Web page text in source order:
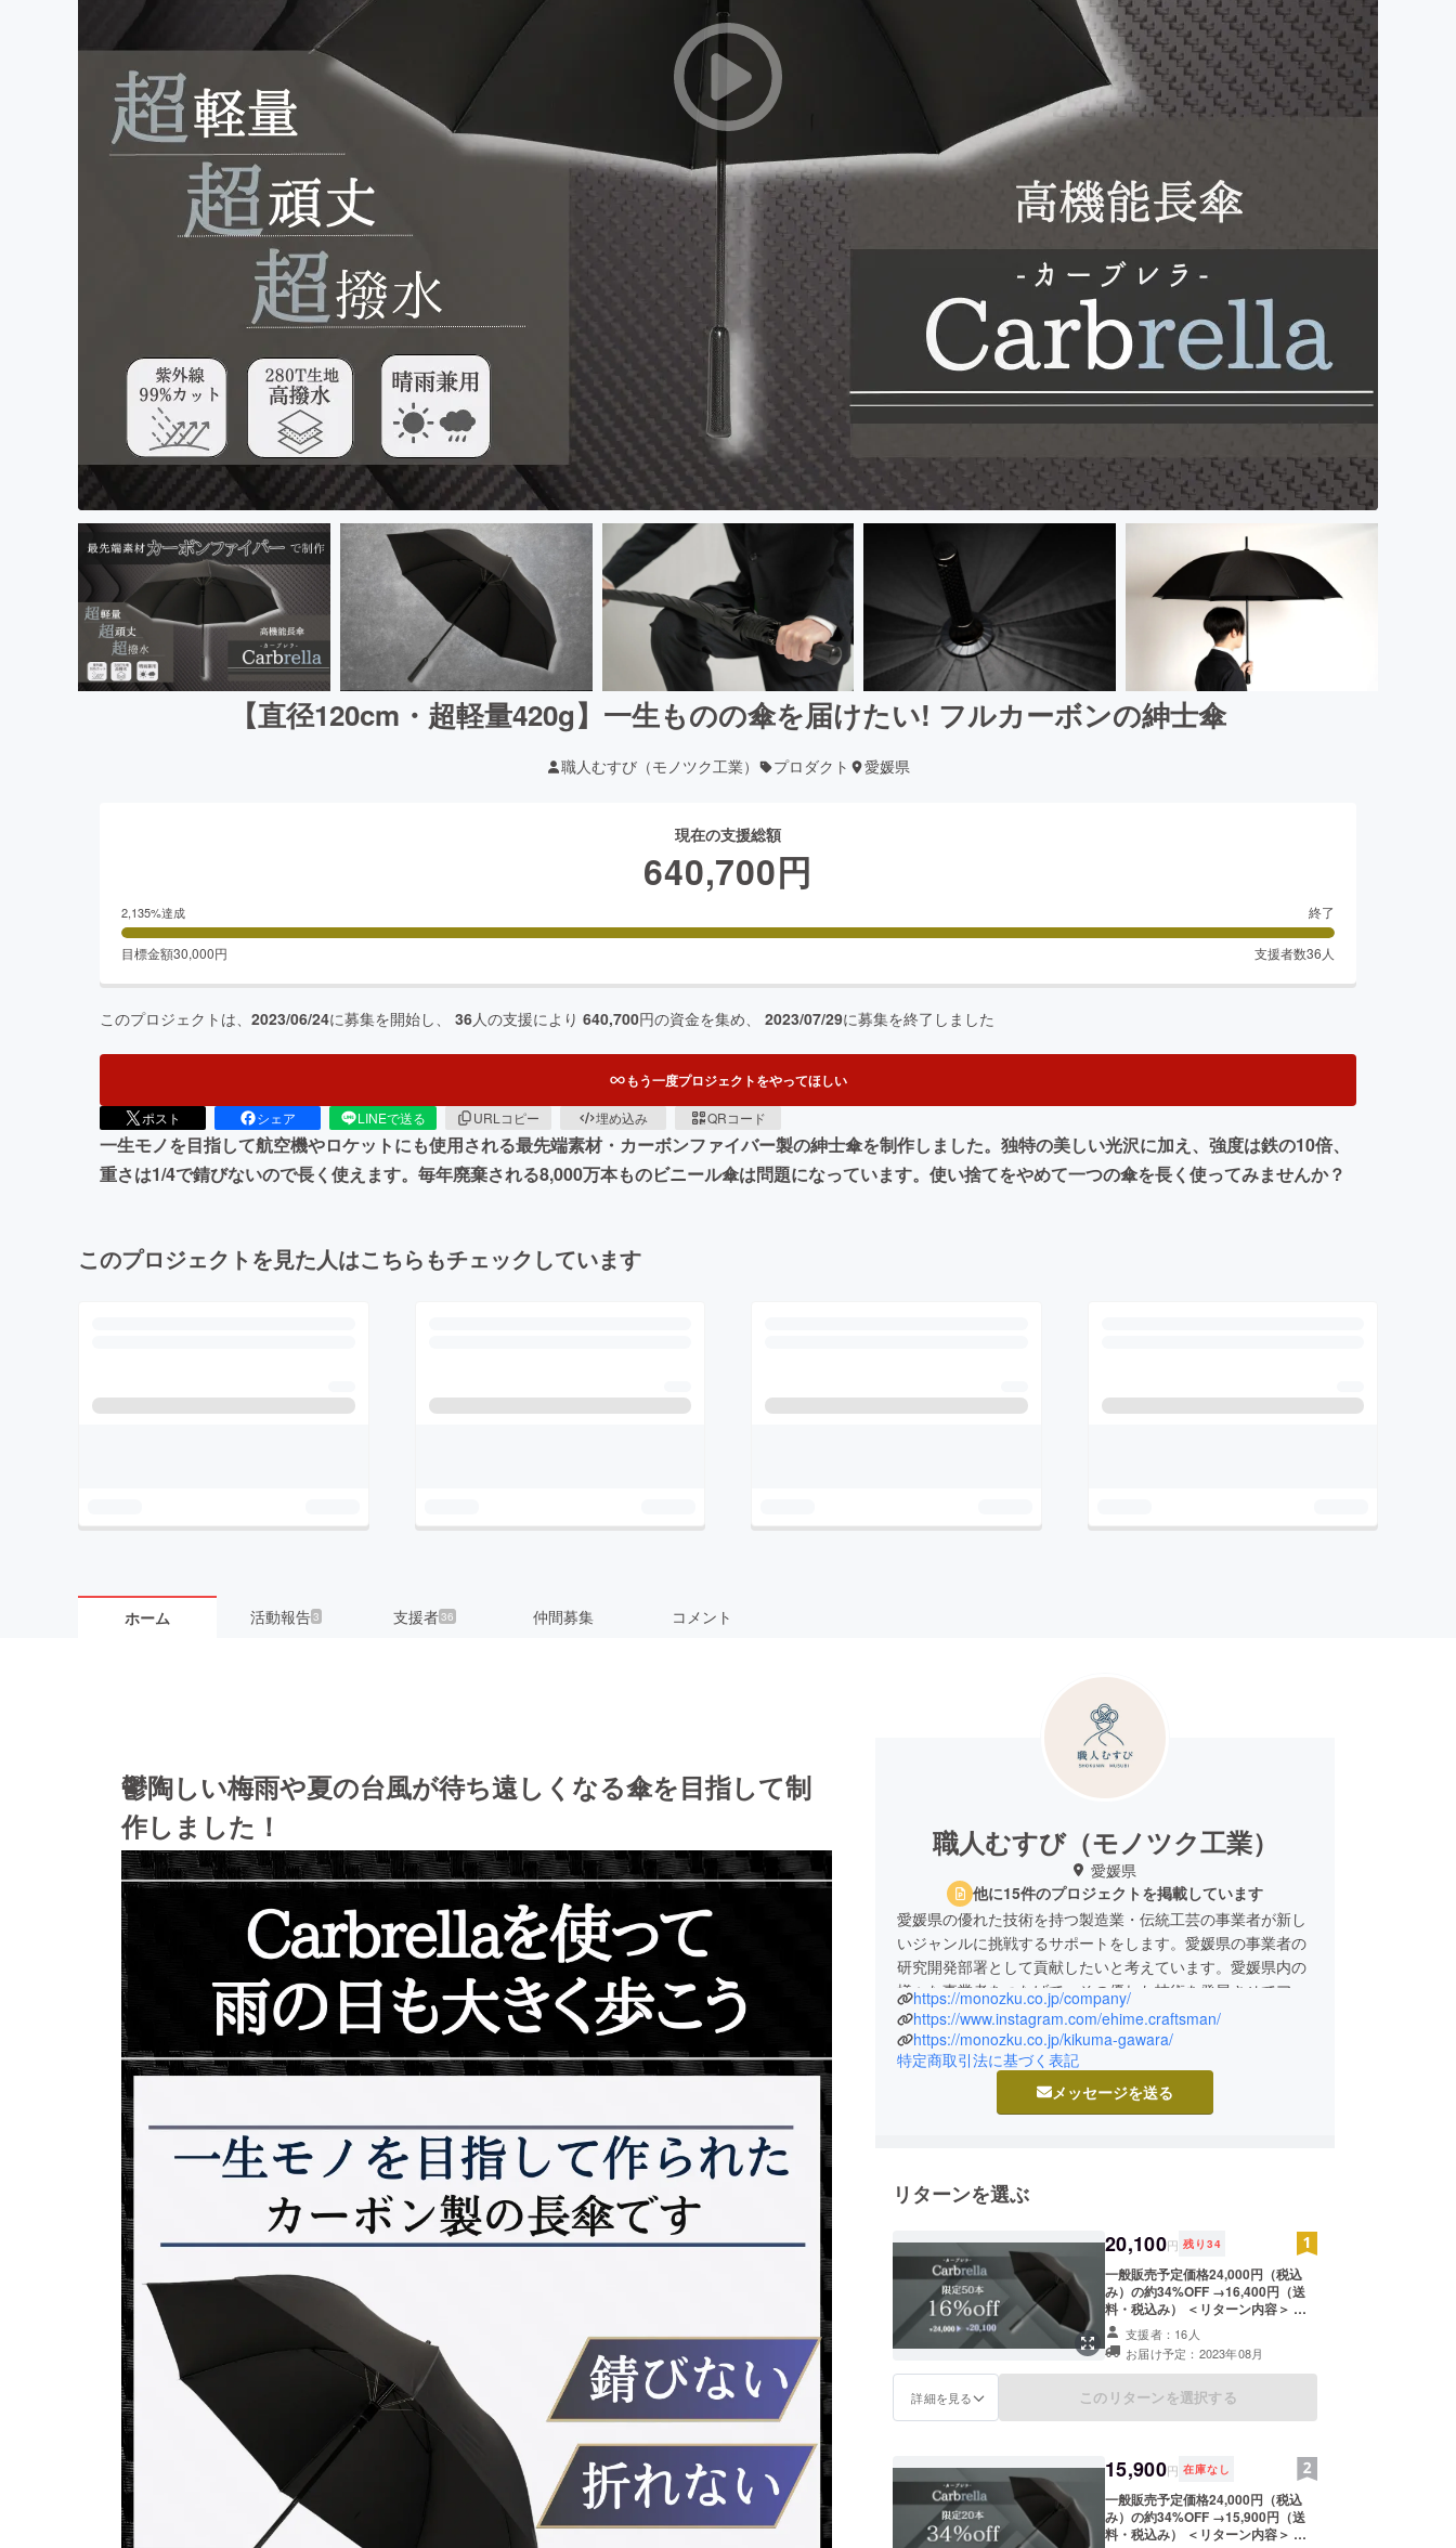
【直径120cm・超軽量420g】一生ものの傘を届けたい! フルカーボンの紳士傘
職人むすび（モノツク工業） プロダクト 愛媛県
現在の支援総額
640,700円
2,135%達成 終了
目標金額30,000円 支援者数36 人
このプロジェクトは、 2023/06/24に募集を開始し、 36人の支援により 640,700円の資金を集め、 2023/07/29に募集を終了しました
もう一度プロジェクトをやってほしい
ポスト シェア LINEで送る URLコピー 埋め込み QRコード
一生モノを目指して航空機やロケットにも使用される最先端素材・カーボンファイバー製の紳士傘を制作しました。独特の美しい光沢に加え、強度は鉄の10倍、
重さは1/4で錆びないので長く使えます。毎年廃棄される8,000万本ものビニール傘は問題になっています。使い捨てをやめて一つの傘を長く使ってみませんか？
このプロジェクトを見た人はこちらもチェックしています
ホーム 活動報告3 支援者36 仲間募集 コメント
鬱陶しい梅雨や夏の台風が待ち遠しくなる傘を目指して制
作しました！
職人むすび（モノツク工業）
愛媛県
他に15件のプロジェクトを掲載しています
愛媛県の優れた技術を持つ製造業・伝統工芸の事業者が新し
いジャンルに挑戦するサポートをします。愛媛県の事業者の
研究開発部署として貢献したいと考えています。愛媛県内の
様々な事業者をつなげて、その優れた技術を発展させてアタ
ラシイ挑戦に取り組んでいきたいと考えていますので、応援
を願いいたします。
https://monozku.co.jp/company/
https://www.instagram.com/ehime.craftsman/
https://monozku.co.jp/kikuma-gawara/
特定商取引法に基づく表記
メッセージを送る
リターンを選ぶ
20,100円 残り 34
一般販売予定価格24,000円（税込
み）の約34%OFF →16,400円（送
料・税込み） ＜リターン内容＞ ・
Carbrella×1 ・収納袋×1 ※国内倉庫
までは海外からの発送となり、中国
から船便を利⽤します。通常3週間
程度で配送されますが、稀に1か⽉
を超えることもあります。国内倉庫
支援者：16人
お届け予定：2023年08月
詳細を見る このリターンを選択する
15,900円 在庫なし
一般販売予定価格24,000円（税込
み）の約34%OFF →15,900円（送
料・税込み） ＜リターン内容＞ ・